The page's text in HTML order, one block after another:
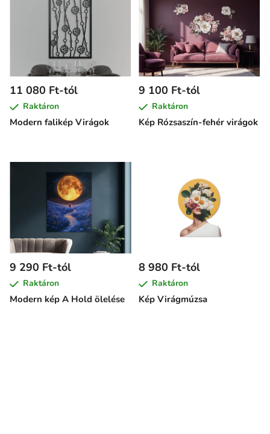
Modern falikép Virágok
11 080 Ft-tól
Raktáron
Kép Rózsaszín-fehér virágok
9 100 Ft-tól
Raktáron
Modern kép A Hold ölelése
9 290 Ft-tól
Raktáron
Kép Virágmúzsa
8 980 Ft-tól
Raktáron